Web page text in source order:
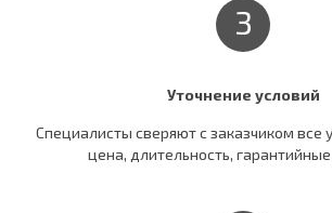
3
Уточнение условий
Специалисты сверяют c заказчиком все
цена, длительность,